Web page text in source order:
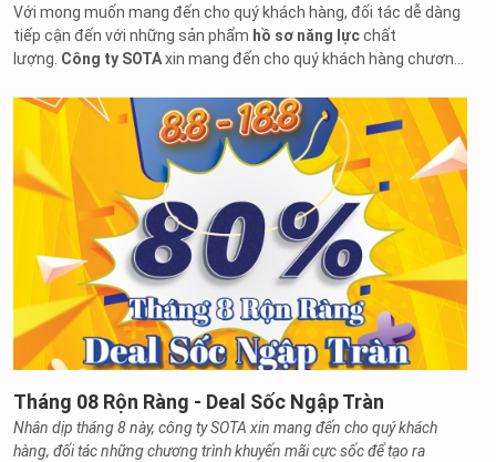
Với mong muốn mang đến cho quý khách hàng, đối tác dễ dàng
tiếp cận đến với những sản phẩm hồ sơ năng lựcchất
lượng. Công ty SOTAxin mang đến cho quý khách hàng chương
Tháng 08 Rộn Ràng - Deal Sốc Ngập Tràn
Nhân dịp tháng 8 này, công ty SOTA xin mang đến cho quý khách
hàng, đối tác những chương trình khuyến mãi cực sốc để tạo ra